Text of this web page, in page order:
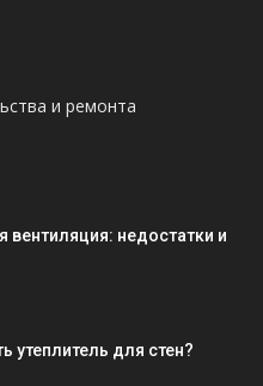
и ремонта
вентиляция: недостатки и
утеплитель для стен?